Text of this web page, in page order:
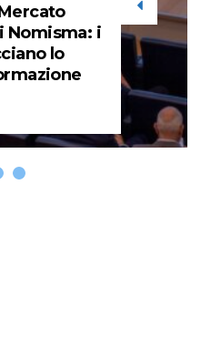
Nomisma: i
lo